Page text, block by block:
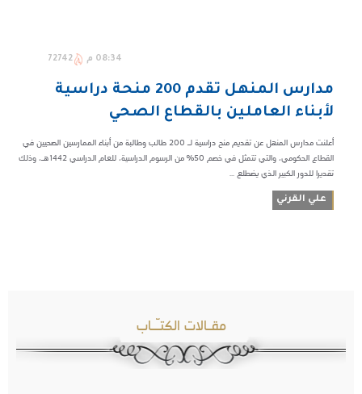
08:34 م 72742
مدارس المنهل تقدم 200 منحة دراسية
لأبناء العاملين بالقطاع الصحي
أعلنت مدارس المنهل عن تقديم منح دراسية لـ 200 طالب وطالبة من أبناء الممارسين الصحيين في
القطاع الحكومي، والتي تتمثل في خصم 50% من الرسوم الدراسية، للعام الدراسي 1442هـ، وذلك
تقديرا للدور الكبير الذي يضطلع ...
علي القرني
مقـالات الكتـّـاب